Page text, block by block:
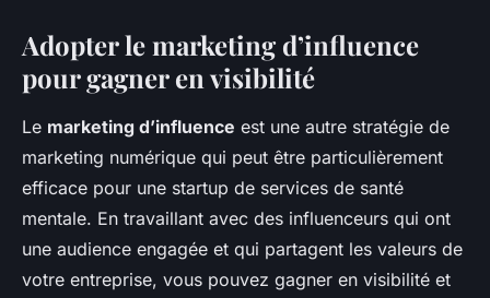
Adopter le marketing d’influence
pour gagner en visibilité
Le marketing d’influence est une autre stratégie de
marketing numérique qui peut être particulièrement
efficace pour une startup de services de santé
mentale. En travaillant avec des influenceurs qui ont
une audience engagée et qui partagent les valeurs de
votre entreprise, vous pouvez gagner en visibilité et